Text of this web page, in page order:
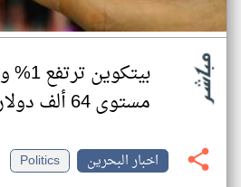
مستوى 64 ألف دولار
اخبار البحرين
Politics